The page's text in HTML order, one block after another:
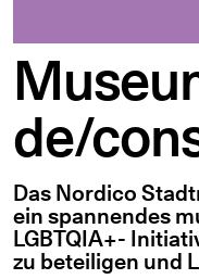
de/
Das Nordico
ein spannendes
LGBTQIA+-
zu beteiligen und